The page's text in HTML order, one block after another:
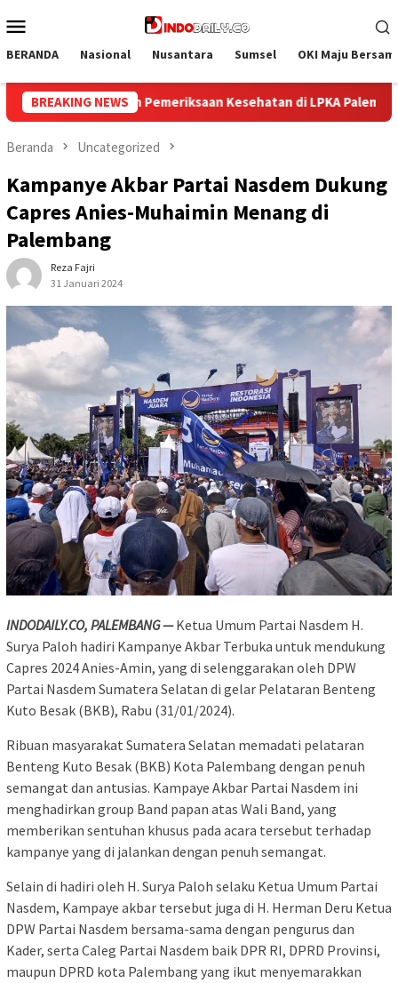
ke
Mobile
BERANDA Nasional Nusantara Sumsel OKI Maju
BREAKING NEWS
LPKA Palembang Mulai Langkah Baru, Lapas
Beranda Uncategorized
Kampanye Akbar Partai Nasdem Dukung
Capres Anies-Muhaimin Menang di
Palembang
Reza Fajri
31 Januari 2024
INDODAILY.CO, PALEMBANG —Ketua Umum Partai Nasdem H.
Surya Paloh hadiri Kampanye Akbar Terbuka untuk mendukung
Capres 2024 Anies-Amin, yang di selenggarakan oleh DPW
Partai Nasdem Sumatera Selatan di gelar Pelataran Benteng
Kuto Besak (BKB), Rabu (31/01/2024).
Ribuan masyarakat Sumatera Selatan memadati pelataran
Benteng Kuto Besak (BKB) Kota Palembang dengan penuh
semangat dan antusias. Kampaye Akbar Partai Nasdem ini
menghadirkan group Band papan atas Wali Band, yang
memberikan sentuhan khusus pada acara tersebut terhadap
kampanye yang di jalankan dengan penuh semangat.
Selain di hadiri oleh H. Surya Paloh selaku Ketua Umum Partai
Nasdem, Kampaye akbar tersebut juga di H. Herman Deru Ketua
DPW Partai Nasdem bersama-sama dengan pengurus dan
Kader, serta Caleg Partai Nasdem baik DPR RI, DPRD Provinsi,
maupun DPRD kota Palembang yang ikut menyemarakkan